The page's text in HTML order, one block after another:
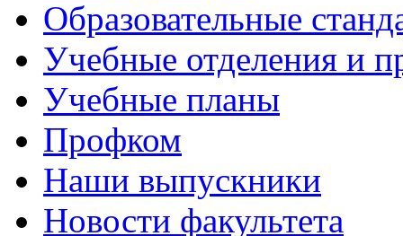
Образовательные
Учебные отделения и
Учебные планы
Профком
Наши выпускники
Новости факультета